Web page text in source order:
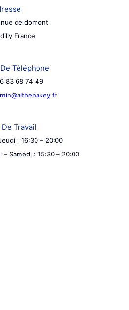
de domont
France
Téléphone
83 68 74 49
Travail
: 16:30 – 20:00
– Samedi : 15:30 – 20:00